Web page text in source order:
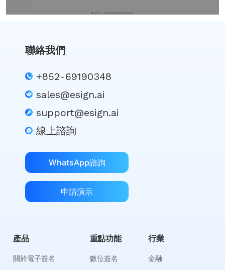
聯絡我們
+852-69190348
sales@esign.ai
support@esign.ai
線上諮詢
WhatsApp諮詢
申請演示
產品
關於電子簽名
重點功能
數位簽名
行業
金融